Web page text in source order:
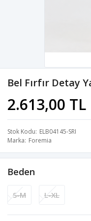
Bel Fırfır Detay
2.613,00 TL
Stok Kodu ELB04145-SRI
Marka Foremia
Beden
S-M L-XL